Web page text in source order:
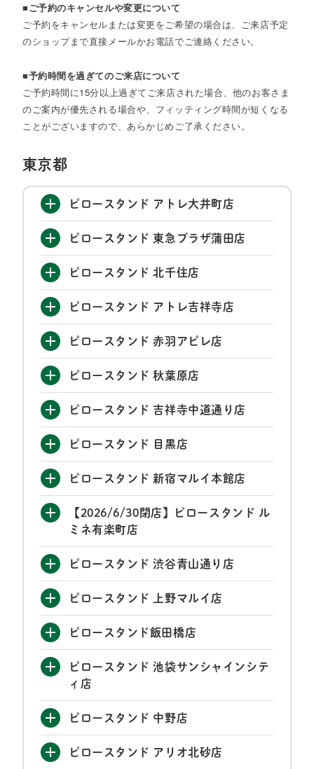
■ご予約のキャンセルや変更について
ご予約をキャンセルまたは変更をご希望の場合は、ご来店予定
のショップまで直接メールかお電話でご連絡ください。
■予約時間を過ぎてのご来店について
ご予約時間に15分以上過ぎてご来店された場合、他のお客さま
のご案内が優先される場合や、フィッティング時間が短くなる
ことがございますので、あらかじめご了承ください。
東京都
ピロースタンド アトレ大井町店
ピロースタンド 東急プラザ蒲田店
ピロースタンド 北千住店
ピロースタンド アトレ吉祥寺店
ピロースタンド 赤羽アピレ店
ピロースタンド 秋葉原店
ピロースタンド 吉祥寺中道通り店
ピロースタンド 目黒店
ピロースタンド 新宿マルイ本館店
【2026/6/30閉店】ピロースタンド ル
ミネ有楽町店
ピロースタンド 渋谷青山通り店
ピロースタンド 上野マルイ店
ピロースタンド飯田橋店
ピロースタンド 池袋サンシャインシテ
ィ店
ピロースタンド 中野店
ピロースタンド アリオ北砂店